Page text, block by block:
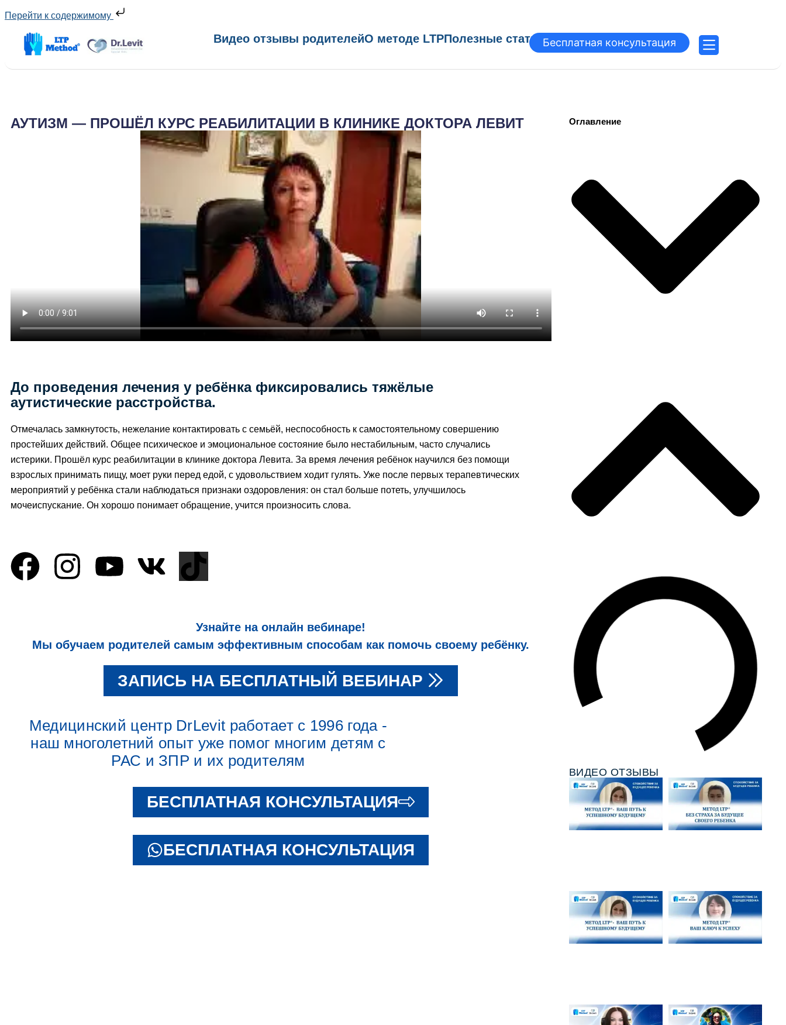
Перейти к содержимому
Видео отзывы родителейО методе LTPПолезные статьиБесплатная консультация
АУТИЗМ — ПРОШЁЛ КУРС РЕАБИЛИТАЦИИ В КЛИНИКЕ ДОКТОРА ЛЕВИТ
До проведения лечения у ребёнка фиксировались тяжёлые
аутистические расстройства.
Отмечалась замкнутость, нежелание контактировать с семьёй, неспособность к самостоятельному совершению
простейших действий. Общее психическое и эмоциональное состояние было нестабильным, часто случались
истерики. Прошёл курс реабилитации в клинике доктора Левита. За время лечения ребёнок научился без помощи
взрослых принимать пищу, моет руки перед едой, с удовольствием ходит гулять. Уже после первых терапевтических
мероприятий у ребёнка стали наблюдаться признаки оздоровления: он стал больше потеть, улучшилось
мочеиспускание. Он хорошо понимает обращение, учится произносить слова.
Узнайте на онлайн вебинаре!
Мы обучаем родителей самым эффективным способам как помочь своему ребёнку.
ЗАПИСЬ НА БЕСПЛАТНЫЙ ВЕБИНАР
Медицинский центр DrLevit работает с 1996 года -
наш многолетний опыт уже помог многим детям с
РАС и ЗПР и их родителям
БЕСПЛАТНАЯ КОНСУЛЬТАЦИЯ
БЕСПЛАТНАЯ КОНСУЛЬТАЦИЯ
Оглавление
ВИДЕО ОТЗЫВЫ